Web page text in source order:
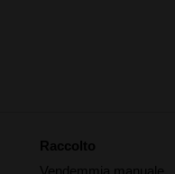
Raccolto
Vendemmia manuale.